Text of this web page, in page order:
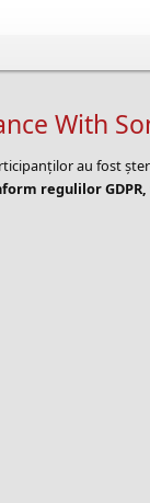
With
au fost
regulilor